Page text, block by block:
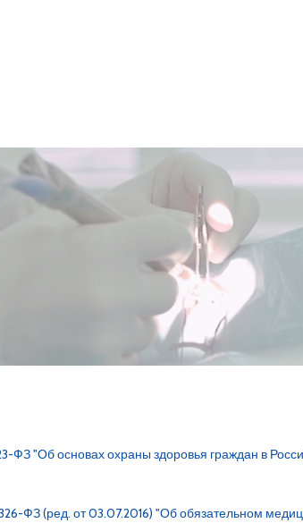
ФЗ "Об основах охраны здоровья граждан в
ФЗ (ред. от 03.07.2016) "Об обязательном